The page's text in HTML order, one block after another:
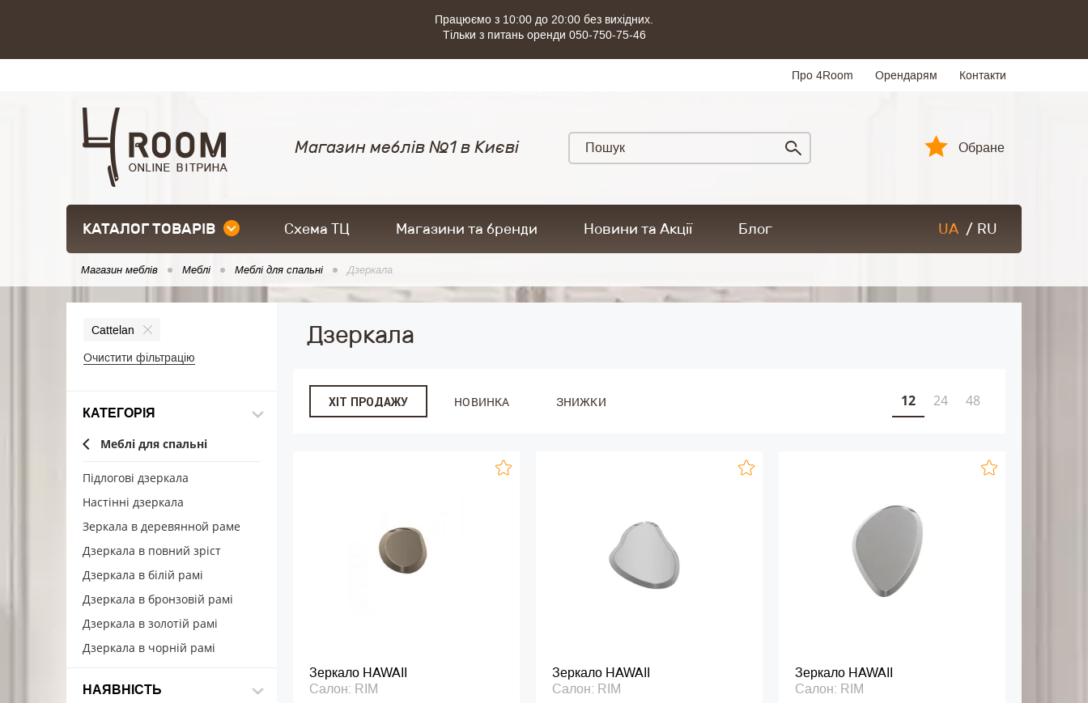
Працюємо з 10:00 до 20:00 без вихідних.
Тільки з питань оренди 050-750-75-46
Про 4Room Орендарям Контакти
Магазин меблів №1 в Києві Обране
КАТАЛОГ ТОВАРІВ Схема ТЦ Магазини та бренди Новини та Акції Блог UA / RU
Магазин меблів Меблі Меблі для спальні Дзеркала
Cattelan
Очистити фільтрацію
КАТЕГОРІЯ
Меблі для спальні
Підлогові дзеркала
Настінні дзеркала
Зеркала в деревянной раме
Дзеркала в повний зріст
Дзеркала в білій рамі
Дзеркала в бронзовій рамі
Дзеркала в золотій рамі
Дзеркала в чорній рамі
НАЯВНІСТЬ
Дзеркала
ХІТ ПРОДАЖУ НОВИНКА ЗНИЖКИ 12 24 48
Зеркало HAWAII
Салон: RIM
Зеркало HAWAII
Салон: RIM
Зеркало HAWAII
Салон: RIM